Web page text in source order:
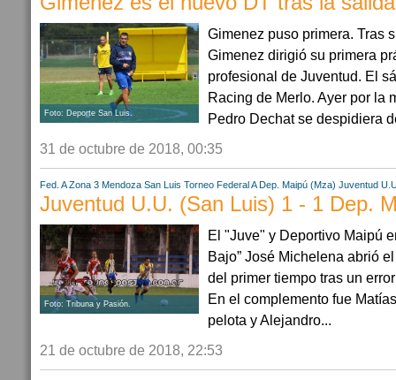
Foto: Deporte San Luis.
Gimenez puso primera. Tras
Gimenez dirigió su primera
profesional de Juventud. El
Racing de Merlo. Ayer por la
Pedro Dechat se despidiera
31 de octubre de 2018, 00:35
Fed. A Zona 3 Mendoza San Luis Torneo Federal A Dep. Maipú (Mza) Juventud
Juventud U.U. (San Luis) 1 - 1 Dep.
Foto: Tribuna y Pasión.
El "Juve" y Deportivo Maipú
Bajo” José Michelena abrió
del primer tiempo tras un
En el complemento fue
pelota y Alejandro...
21 de octubre de 2018, 22:53